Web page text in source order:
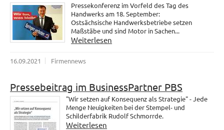
Pressekonferenz im Vorfeld des Tag des
Handwerks am 18. September:
Ostsächsische Handwerksbetriebe setzen
Maßstäbe und sind Motor in Sachen...
Weiterlesen
16.09.2021 Firmennews
Pressebeitrag im BusinessPartner PBS
"Wir setzen auf Konsequenz als Strategie" - Jede
Menge Neuigkeiten bei der Stempel- und
Schilderfabrik Rudolf Schmorrde.
Weiterlesen